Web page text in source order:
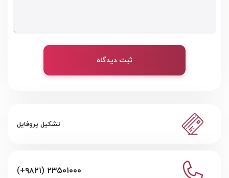
ثبت دیدگاه
تشکیل پروفایل
(+۹۸۲۱) ۲۳۵۰۱۰۰۰